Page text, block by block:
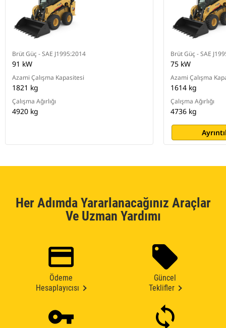
Brüt Güç - SAE J1995:2014
91 kW
Azami Çalışma Kapasitesi
1821 kg
Çalışma Ağırlığı
4920 kg
Brüt Güç - SAE
75 kW
Azami Çalışma
1614 kg
Çalışma Ağırlığı
4736 kg
Her Adımda Yararlanacağınız Araçlar
Ve Uzman Yardımı
Ödeme
Hesaplayıcısı
Güncel
Teklifler